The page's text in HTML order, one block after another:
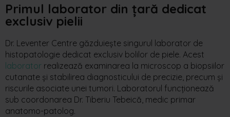
Primul laborator din țară dedicat
exclusiv pielii
Dr. Leventer Centre găzduiește singurul laborator de
histopatologie dedicat exclusiv bolilor de piele. Acest
laborator realizează examinarea la microscop a biopsiilor
cutanate și stabilirea diagnosticului de precizie, precum și
riscurile asociate unei tumori. Laboratorul funcționează
sub coordonarea Dr. Tiberiu Tebeică, medic primar
anatomo-patolog.